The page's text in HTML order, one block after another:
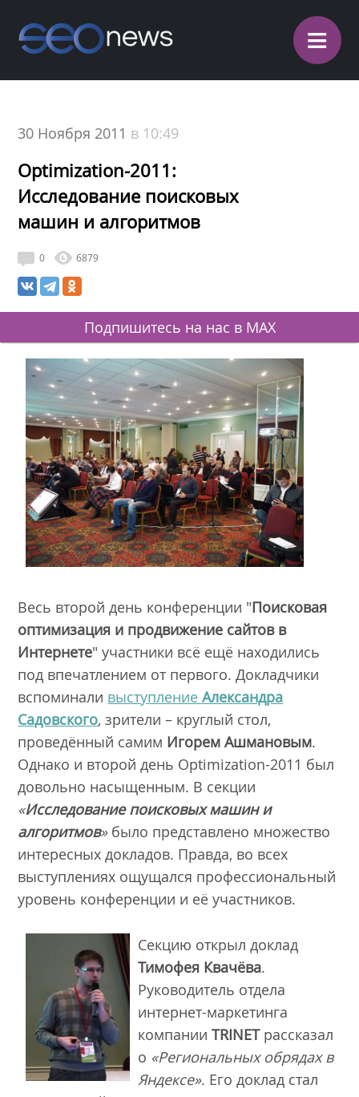
≡
30 Ноября 2011 в 10:49
Optimization-2011:
Исследование поисковых
машин и алгоритмов
0 6879
Подпишитесь на нас в MAX
Весь второй день конференции "Поисковая
оптимизация и продвижение сайтов в
Интернете" участники всё ещё находились
под впечатлением от первого. Докладчики
вспоминали выступлениеАлександра
Садовского, зрители – круглый стол,
проведённый самим Игорем Ашмановым.
Однако и второй день Optimization-2011 был
довольно насыщенным. В секции
«Исследование поисковых машин и
алгоритмов»было представлено множество
интересных докладов. Правда, во всех
выступлениях ощущался профессиональный
уровень конференции и её участников.
Секцию открыл доклад
Тимофея Квачёва.
Руководитель отдела
интернет-маркетинга
компанииTRINETрассказал
о «Региональных обрядах в
Яндексе». Его доклад стал